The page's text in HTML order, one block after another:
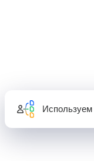
Используем